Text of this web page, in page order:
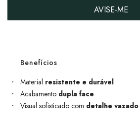
AVISE-ME
Benefícios
Material resistente e durável
Acabamento dupla face
Visual sofisticado com detalhe vazado.